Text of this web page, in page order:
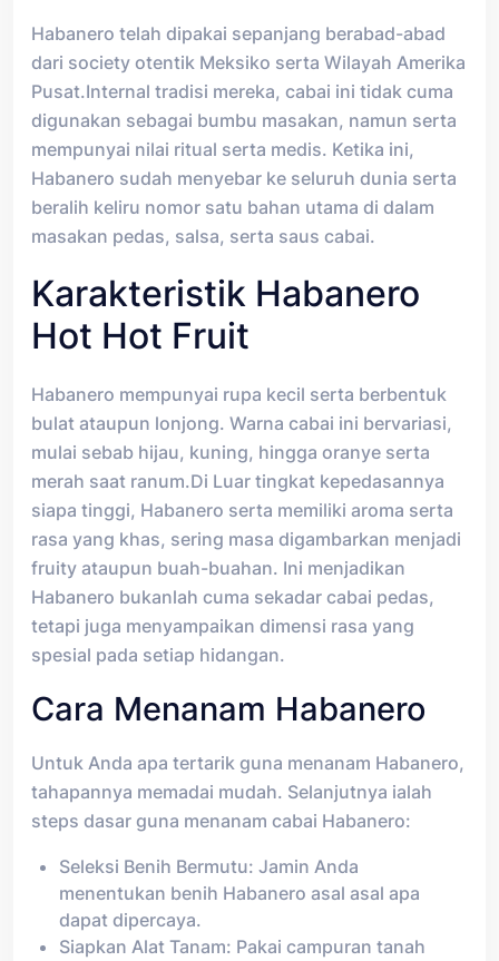
Habanero telah dipakai sepanjang berabad-abad
dari society otentik Meksiko serta Wilayah Amerika
Pusat.Internal tradisi mereka, cabai ini tidak cuma
digunakan sebagai bumbu masakan, namun serta
mempunyai nilai ritual serta medis. Ketika ini,
Habanero sudah menyebar ke seluruh dunia serta
beralih keliru nomor satu bahan utama di dalam
masakan pedas, salsa, serta saus cabai.
Karakteristik Habanero
Hot Hot Fruit
Habanero mempunyai rupa kecil serta berbentuk
bulat ataupun lonjong. Warna cabai ini bervariasi,
mulai sebab hijau, kuning, hingga oranye serta
merah saat ranum.Di Luar tingkat kepedasannya
siapa tinggi, Habanero serta memiliki aroma serta
rasa yang khas, sering masa digambarkan menjadi
fruity ataupun buah-buahan. Ini menjadikan
Habanero bukanlah cuma sekadar cabai pedas,
tetapi juga menyampaikan dimensi rasa yang
spesial pada setiap hidangan.
Cara Menanam Habanero
Untuk Anda apa tertarik guna menanam Habanero,
tahapannya memadai mudah. Selanjutnya ialah
steps dasar guna menanam cabai Habanero:
Seleksi Benih Bermutu: Jamin Anda
menentukan benih Habanero asal asal apa
dapat dipercaya.
Siapkan Alat Tanam: Pakai campuran tanah